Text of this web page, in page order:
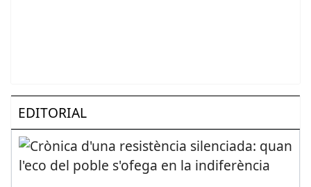
EDITORIAL